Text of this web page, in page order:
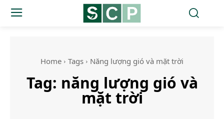
Home Tags Năng lượng gió và mặt trời
Tag: năng lượng gió và
mặt trời